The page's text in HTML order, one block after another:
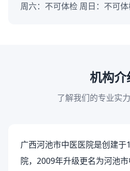
周六：不可体检 周日：不可
机构介
了解我们的专业实
广西河池市中医医院是创建于
院，2009年升级更名为河池